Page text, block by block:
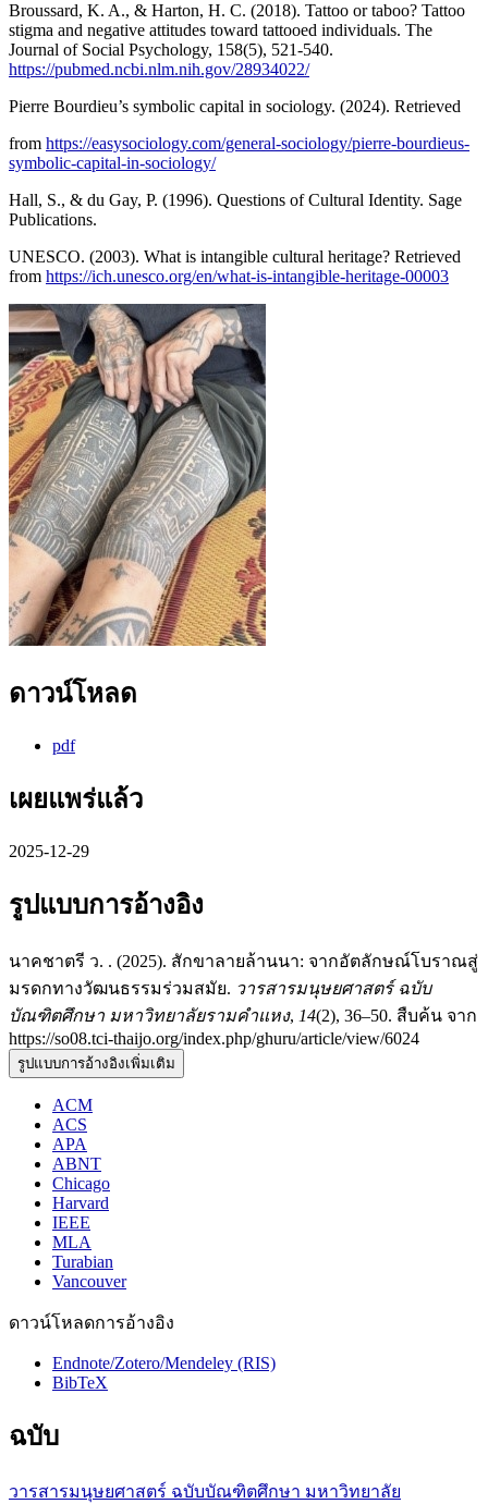
Broussard, K. A., & Harton, H. C. (2018). Tattoo or taboo? Tattoo
stigma and negative attitudes toward tattooed individuals. The
Journal of Social Psychology, 158(5), 521-540.
https://pubmed.ncbi.nlm.nih.gov/28934022/
Pierre Bourdieu’s symbolic capital in sociology. (2024). Retrieved
from https://easysociology.com/general-sociology/pierre-bourdieus-
symbolic-capital-in-sociology/
Hall, S., & du Gay, P. (1996). Questions of Cultural Identity. Sage
Publications.
UNESCO. (2003). What is intangible cultural heritage? Retrieved
from https://ich.unesco.org/en/what-is-intangible-heritage-00003
ดาวน์โหลด
pdf
เผยแพร่แล้ว
2025-12-29
รูปแบบการอ้างอิง
นาคชาตรี ว. . (2025). สักขาลายล้านนา: จากอัตลักษณ์โบราณสู่
มรดกทางวัฒนธรรมร่วมสมัย. วารสารมนุษยศาสตร์ ฉบับ
บัณฑิตศึกษา มหาวิทยาลัยรามคำแหง, 14(2), 36–50. สืบค้น จาก
https://so08.tci-thaijo.org/index.php/ghuru/article/view/6024
รูปแบบการอ้างอิงเพิ่มเติม
ACM
ACS
APA
ABNT
Chicago
Harvard
IEEE
MLA
Turabian
Vancouver
ดาวน์โหลดการอ้างอิง
Endnote/Zotero/Mendeley (RIS)
BibTeX
ฉบับ
วารสารมนุษยศาสตร์ ฉบับบัณฑิตศึกษา มหาวิทยาลัย